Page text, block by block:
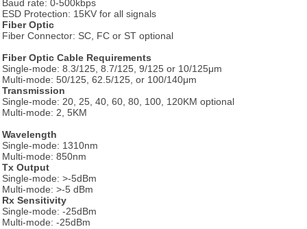
Baud rate: 0-500kbps
ESD Protection: 15KV for all signals
Fiber Optic
Fiber Connector: SC, FC or ST optional
Fiber Optic Cable Requirements
Single-mode: 8.3/125, 8.7/125, 9/125 or 10/125μm
Multi-mode: 50/125, 62.5/125, or 100/140μm
Transmission
Single-mode: 20, 25, 40, 60, 80, 100, 120KM optional
Multi-mode: 2, 5KM
Wavelength
Single-mode: 1310nm
Multi-mode: 850nm
Tx Output
Single-mode: >-5dBm
Multi-mode: >-5 dBm
Rx Sensitivity
Single-mode: -25dBm
Multi-mode: -25dBm